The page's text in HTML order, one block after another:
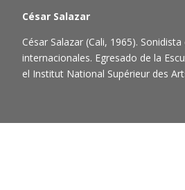
César Salazar
César Salazar (Cali, 1965).
internacionales. Egresado de la
el Institut National Supérieur des